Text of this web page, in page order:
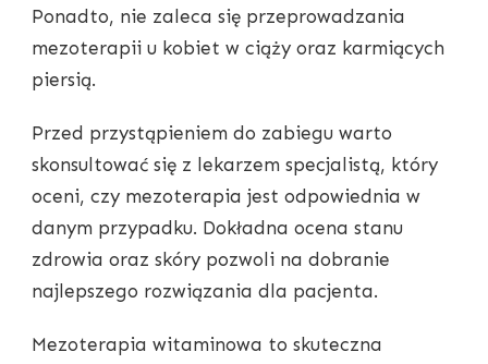
Ponadto, nie zaleca się przeprowadzania
mezoterapii u kobiet w ciąży oraz karmiących
piersią.
Przed przystąpieniem do zabiegu warto
skonsultować się z lekarzem specjalistą, który
oceni, czy mezoterapia jest odpowiednia w
danym przypadku. Dokładna ocena stanu
zdrowia oraz skóry pozwoli na dobranie
najlepszego rozwiązania dla pacjenta.
Mezoterapia witaminowa to skuteczna